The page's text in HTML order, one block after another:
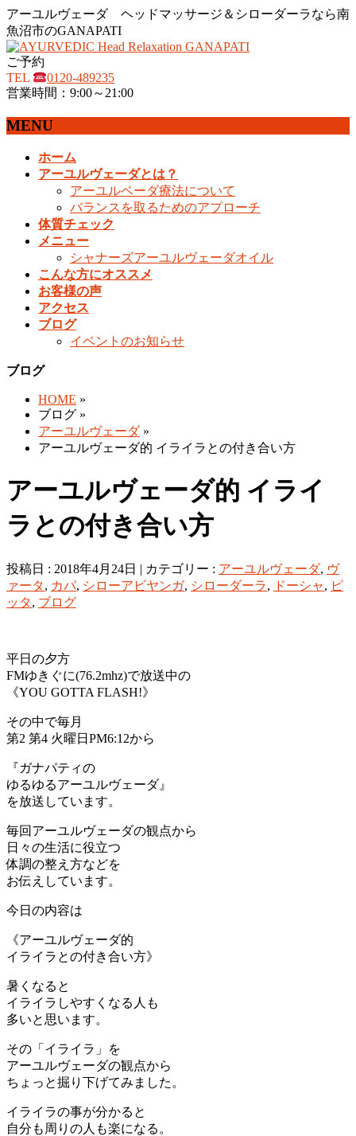
アーユルヴェーダ ヘッドマッサージ＆シローダーラなら南
魚沼市のGANAPATI
ご予約
TEL
0120-489235
営業時間：9:00～21:00
MENU
ホーム
アーユルヴェーダとは？
アーユルベーダ療法について
バランスを取るためのアプローチ
体質チェック
メニュー
シャナーズアーユルヴェーダオイル
こんな方にオススメ
お客様の声
アクセス
ブログ
イベントのお知らせ
ブログ
HOME »
ブログ »
アーユルヴェーダ»
アーユルヴェーダ的 イライラとの付き合い方
アーユルヴェーダ的 イライ
ラとの付き合い方
投稿日 : 2018年4月24日 | カテゴリー : アーユルヴェーダ, ヴ
ァータ, カパ, シローアビヤンガ, シローダーラ, ドーシャ, ピ
ッタ, ブログ
平日の夕方
FMゆきぐに(76.2mhz)で放送中の
《YOU GOTTA FLASH!》
その中で毎月
第2 第4 火曜日PM6:12から
『ガナパティの
ゆるゆるアーユルヴェーダ』
を放送しています。
毎回アーユルヴェーダの観点から
日々の生活に役立つ
体調の整え方などを
お伝えしています。
今日の内容は
《アーユルヴェーダ的
イライラとの付き合い方》
暑くなると
イライラしやすくなる人も
多いと思います。
その「イライラ」を
アーユルヴェーダの観点から
ちょっと掘り下げてみました。
イライラの事が分かると
自分も周りの人も楽になる。